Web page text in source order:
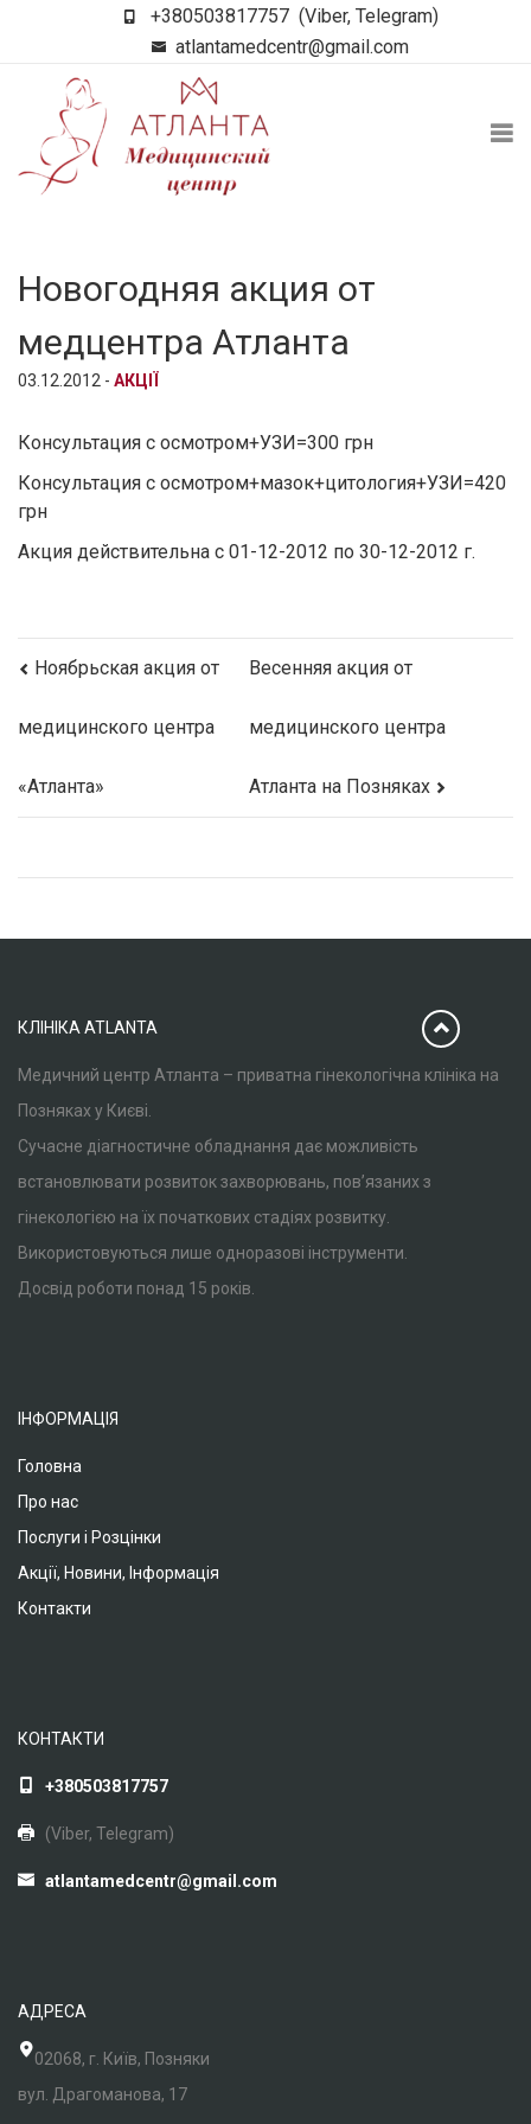
+380503817757 (Viber, Telegram)
atlantamedcentr@gmail.com
Новогодняя акция от
медцентра Атланта
03.12.2012 - АКЦІЇ
Консультация с осмотром+УЗИ=300 грн
Консультация с осмотром+мазок+цитология+УЗИ=420
грн
Акция действительна с 01-12-2012 по 30-12-2012 г.
Ноябрьская акция от
медицинского центра
«Атланта»
Весенняя акция от
медицинского центра
Атланта на Позняках
КЛІНІКА ATLANTA
Медичний центр Атланта – приватна гінекологічна клініка на
Позняках у Києві.
Сучасне діагностичне обладнання дає можливість
встановлювати розвиток захворювань, пов’язаних з
гінекологією на їх початкових стадіях розвитку.
Використовуються лише одноразові інструменти.
Досвід роботи понад 15 років.
ІНФОРМАЦІЯ
Головна
Про нас
Послуги і Розцінки
Акції, Новини, Інформація
Контакти
КОНТАКТИ
+380503817757
(Viber, Telegram)
atlantamedcentr@gmail.com
АДРЕСА
02068, г. Київ, Позняки
вул. Драгоманова, 17